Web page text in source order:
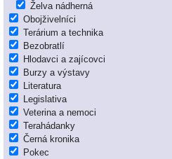
Želva nádherná
Obojživelníci
Terárium a technika
Bezobratlí
Hlodavci a zajícovci
Burzy a výstavy
Literatura
Legislativa
Veterina a nemoci
Terahádanky
Černá kronika
Pokec